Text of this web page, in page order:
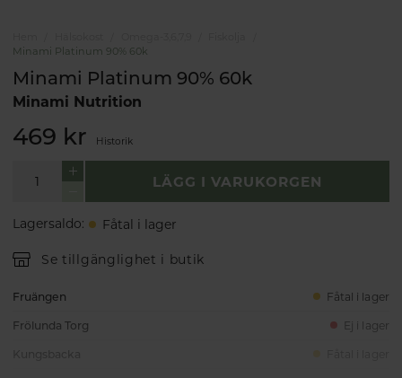
Minami Platinum 90% 60k
Minami Platinum 90% 60k
Minami Nutrition
469 kr Historik
LÄGG I VARUKORGEN
Lagersaldo: Fåtal i lager
Se tillgänglighet i butik
Fruängen Fåtal i lager
Frölunda Torg Ej i lager